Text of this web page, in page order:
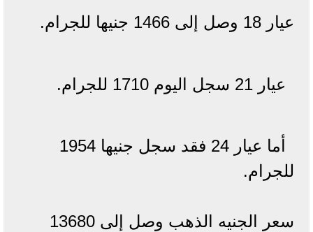
عيار 18 وصل إلى 1466 جنيها للجرام.
عيار 21 سجل اليوم 1710 للجرام.
أما عيار 24 فقد سجل جنيها 1954
للجرام.
سعر الجنيه الذهب وصل إلى 13680